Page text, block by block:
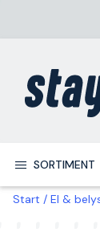
SORTIMENT
Start El &